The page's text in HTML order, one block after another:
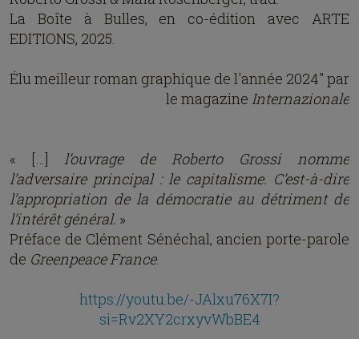
La Boîte à Bulles, en co-édition avec ARTE
EDITIONS, 2025.
Élu meilleur roman graphique de l'année 2024" par
le magazine Internazionale
« […] l’ouvrage de Roberto Grossi nomme
l’adversaire principal : le capitalisme. C’est-à-dire
l’appropriation de la démocratie au détriment de
l’intérêt général. »
Préface de Clément Sénéchal, ancien porte-parole
de Greenpeace France.
https://youtu.be/-JAlxu76X7I?
si=Rv2XY2crxyvWbBE4